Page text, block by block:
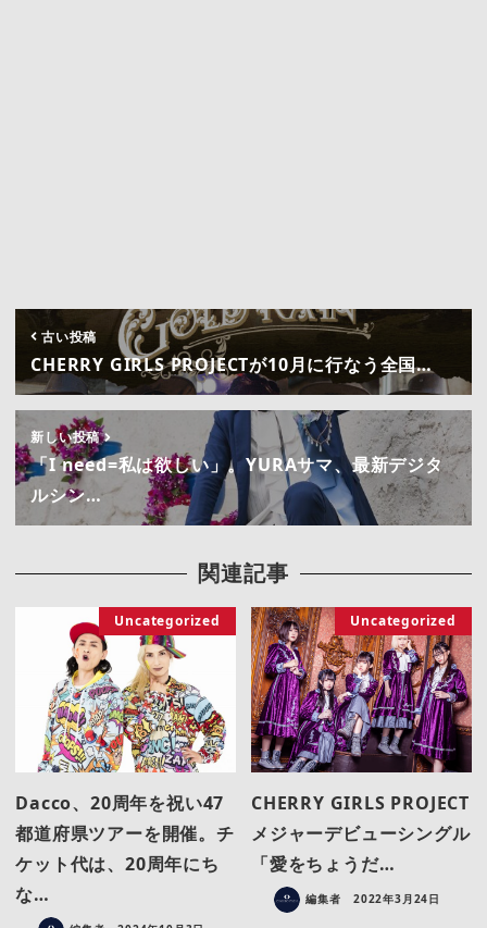
古い投稿
CHERRY GIRLS PROJECTが10月に行なう全国…
新しい投稿
「I need=私は欲しい」。YURAサマ、最新デジタ
ルシン…
関連記事
Uncategorized
Dacco、20周年を祝い47
都道府県ツアーを開催。チ
ケット代は、20周年にち
な…
Uncategorized
CHERRY GIRLS PROJECT
メジャーデビューシングル
「愛をちょうだ…
編集者 2022年3月24日